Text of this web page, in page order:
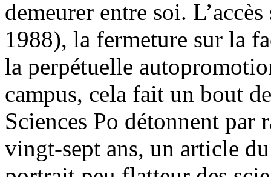
demeurer entre soi.
1988), la fermeture sur la
la perpétuelle
campus, cela fait un bout
Sciences Po détonnent
vingt-sept ans, un article